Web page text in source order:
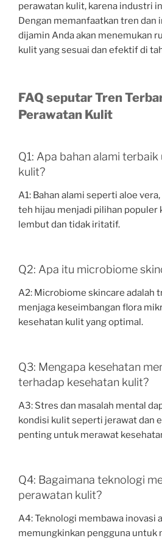
perawatan kulit, karena industri
Dengan memanfaatkan tren dan
dijamin Anda akan menemukan
kulit yang sesuai dan efektif di
FAQ seputar Tren
Perawatan Kulit
Q1: Apa bahan alami
kulit?
A1: Bahan alami seperti aloe
teh hijau menjadi pilihan populer
lembut dan tidak iritatif.
Q2: Apa itu microbiome
A2: Microbiome skincare adalah
menjaga keseimbangan flora
kesehatan kulit yang optimal.
Q3: Mengapa kesehatan
terhadap kesehatan kulit?
A3: Stres dan masalah mental
kondisi kulit seperti jerawat dan
penting untuk merawat
Q4: Bagaimana teknologi
perawatan kulit?
A4: Teknologi membawa inovasi
memungkinkan pengguna untuk